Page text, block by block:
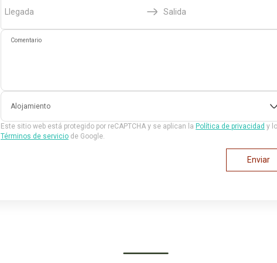
Llegada Salida
Comentario
Alojamiento
Este sitio web está protegido por reCAPTCHA y se aplican la Política de privacidad y
Términos de servicio de Google.
Enviar